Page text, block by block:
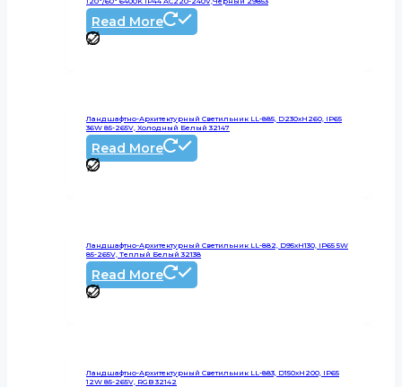
Read More
Ландшафтно-Архитектурный Светильник LL-885, D230xH260, IP65
36W 85-265V, Холодный Белый 32147
Read More
Ландшафтно-Архитектурный Светильник LL-882, D95xH130, IP65 5W
85-265V, Теплый Белый 32138
Read More
Ландшафтно-Архитектурный Светильник LL-883, D150xH200, IP65
12W 85-265V, RGB 32142